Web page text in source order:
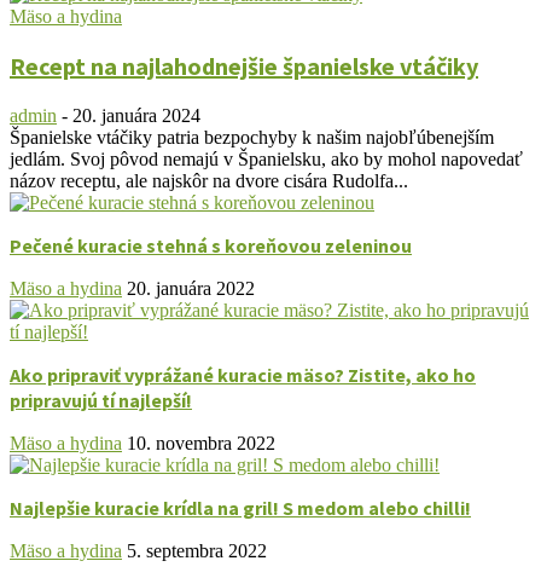
Mäso a hydina
Recept na najlahodnejšie španielske vtáčiky
admin - 20. januára 2024
Španielske vtáčiky patria bezpochyby k našim najobľúbenejším
jedlám. Svoj pôvod nemajú v Španielsku, ako by mohol napovedať
názov receptu, ale najskôr na dvore cisára Rudolfa...
Pečené kuracie stehná s koreňovou zeleninou
Mäso a hydina 20. januára 2022
Ako pripraviť vyprážané kuracie mäso? Zistite, ako ho
pripravujú tí najlepší!
Mäso a hydina 10. novembra 2022
Najlepšie kuracie krídla na gril! S medom alebo chilli!
Mäso a hydina 5. septembra 2022